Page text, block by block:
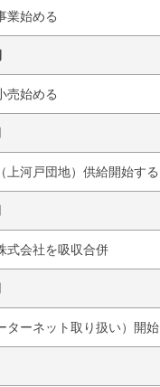
業始める
売始める
上河戸団地）供給開始する
式会社を吸収合併
ターネット取り扱い）開始